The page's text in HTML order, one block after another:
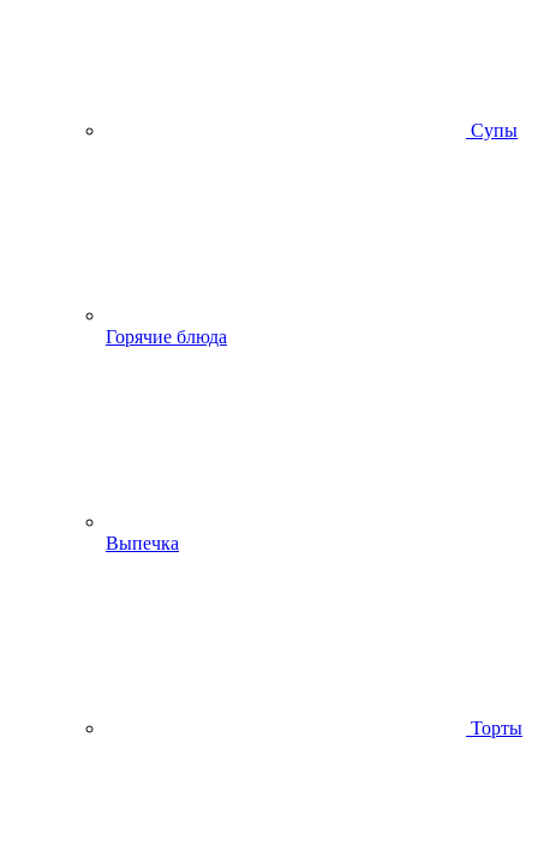
Супы
Горячие блюда
Выпечка
Торты